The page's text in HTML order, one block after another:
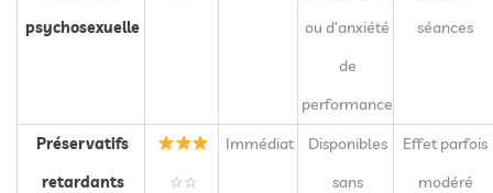
psychosexuelle
ou d’anxiété
de
performance
séances
Préservatifs
retardants
☆☆
Immédiat
Disponibles
sans
Effet parfois
modéré